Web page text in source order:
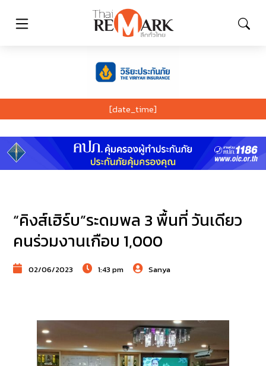
[date_time]
“คิงส์เฮิร์บ”ระดมพล 3 พื้นที่ วันเดียว
คนร่วมงานเกือบ 1,000
02/06/2023 1:43 pm Sanya